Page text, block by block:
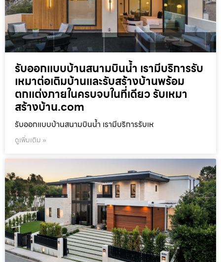
รับออกแบบบ้านสนามบินน้ำ เรามีบริการรับ
เหมาต่อเติมบ้านและรับสร้างบ้านพร้อม
ตกแต่งภายในครบจบในที่เดียว รับเหมา
สร้างบ้าน.com
รับออกแบบบ้านสนามบินน้ำ เรามีบริการรับเห
ดูเพิ่มเติม »